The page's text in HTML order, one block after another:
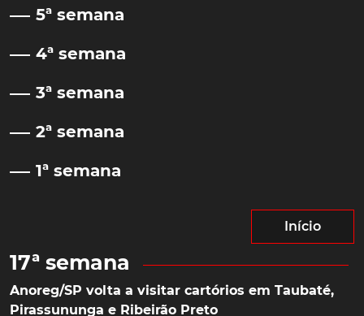
5ª semana
4ª semana
3ª semana
2ª semana
1ª semana
Início
17ª semana
Anoreg/SP volta a visitar cartórios em Taubaté,
Pirassununga e Ribeirão Preto